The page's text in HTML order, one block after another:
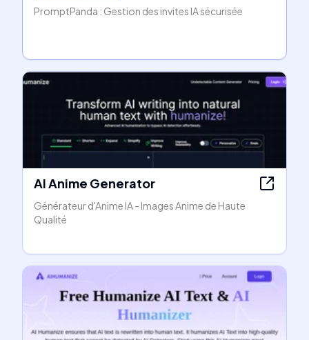
PromptPanda : Gestion des invites IA sécurisée
AI Anime Generator
Générateur d'Anime IA - Images Anime de Haute
Qualité